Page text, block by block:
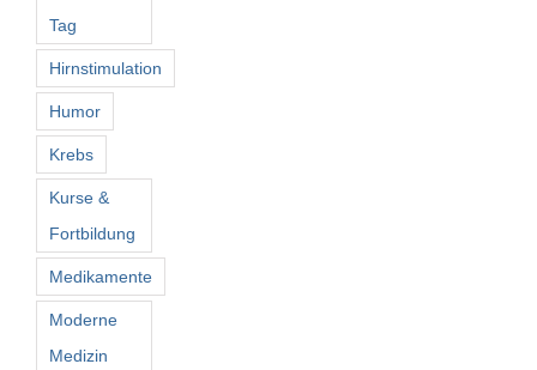
Tag
Hirnstimulation
Humor
Krebs
Kurse &
Fortbildung
Medikamente
Moderne
Medizin